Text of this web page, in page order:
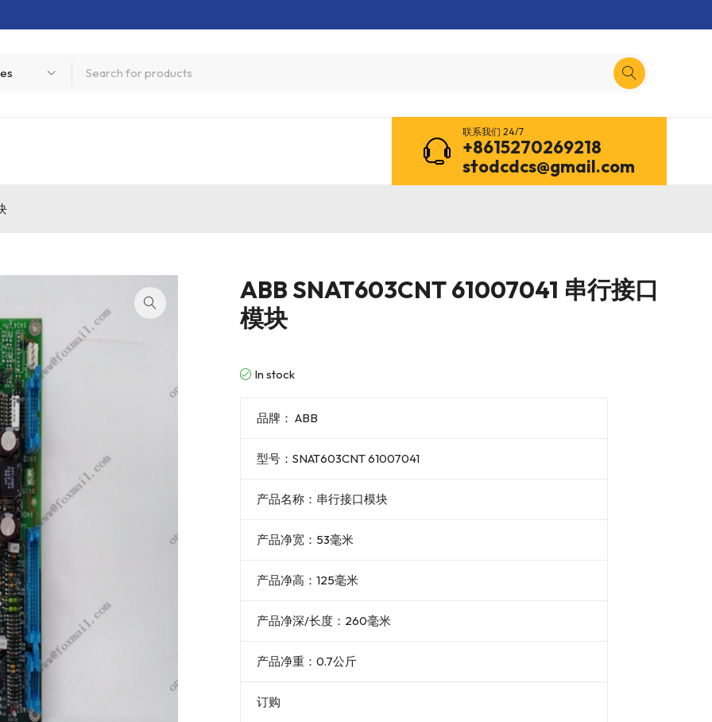
联系我们 24/7
+8615270269218
stodcdcs@gmail.com
ABB SNAT603CNT 61007041 串行接口
模块
In stock
品牌： ABB
型号：SNAT603CNT 61007041
产品名称：串行接口模块
产品净宽：53毫米
产品净高：125毫米
产品净深/长度：260毫米
产品净重：0.7公斤
订购